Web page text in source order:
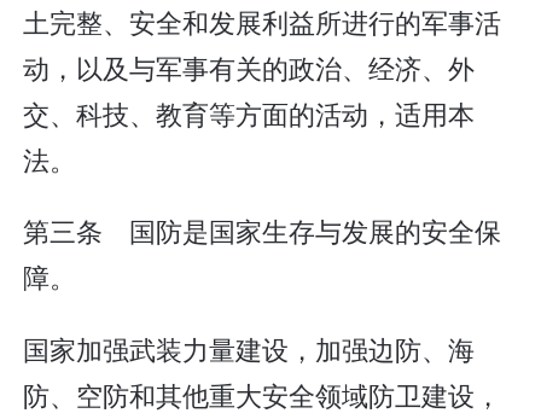
土完整、安全和发展利益所进行的军事活
动，以及与军事有关的政治、经济、外
交、科技、教育等方面的活动，适用本
法。
第三条 国防是国家生存与发展的安全保
障。
国家加强武装力量建设，加强边防、海
防、空防和其他重大安全领域防卫建设，